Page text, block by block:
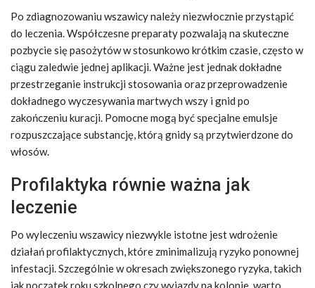
Po zdiagnozowaniu wszawicy należy niezwłocznie przystąpić
do leczenia. Współczesne preparaty pozwalają na skuteczne
pozbycie się pasożytów w stosunkowo krótkim czasie, często w
ciągu zaledwie jednej aplikacji. Ważne jest jednak dokładne
przestrzeganie instrukcji stosowania oraz przeprowadzenie
dokładnego wyczesywania martwych wszy i gnid po
zakończeniu kuracji. Pomocne mogą być specjalne emulsje
rozpuszczające substancję, którą gnidy są przytwierdzone do
włosów.
Profilaktyka równie ważna jak
leczenie
Po wyleczeniu wszawicy niezwykle istotne jest wdrożenie
działań profilaktycznych, które zminimalizują ryzyko ponownej
infestacji. Szczególnie w okresach zwiększonego ryzyka, takich
jak początek roku szkolnego czy wyjazdy na kolonie, warto